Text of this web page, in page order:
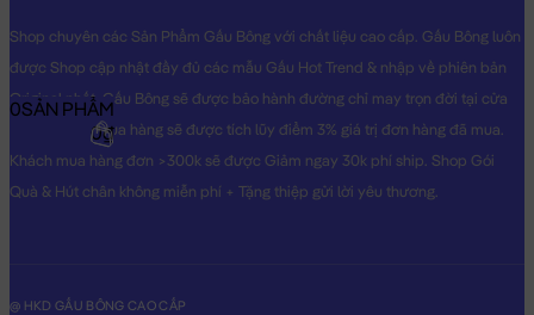
Shop chuyên các Sản Phẩm Gấu Bông với chất liệu cao cấp. Gấu Bông luôn
được Shop cập nhật đầy đủ các mẫu Gấu Hot Trend & nhập về phiên bản
Original nhất. Gấu Bông sẽ được bảo hành đường chỉ may trọn đời tại cửa
hàng, Khách mua hàng sẽ được tích lũy điểm 3% giá trị đơn hàng đã mua.
Khách mua hàng đơn >300k sẽ được Giảm ngay 30k phí ship. Shop Gói
Quà & Hút chân không miễn phí + Tặng thiệp gửi lời yêu thương.
@ HKD GẤU BÔNG CAO CẤP
0SẢN PHẨM
0₫